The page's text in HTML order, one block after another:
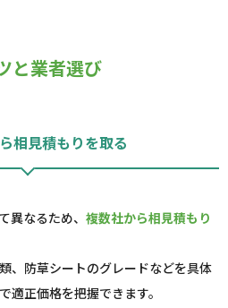
と業者選び
相見積もりを取る
異なるため、 複数社から相見積もり
、防草シートのグレードなどを具体
適正価格を把握できます。